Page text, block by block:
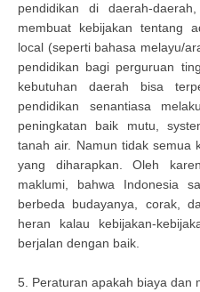
pendidikan di daerah-
membuat kebijakan tentang
local (seperti bahasa melayu/
pendidikan bagi perguruan
kebutuhan daerah bisa
pendidikan senantiasa
peningkatan baik mutu,
tanah air. Namun tidak semua
yang diharapkan. Oleh
maklumi, bahwa Indonesia
berbeda budayanya, corak,
heran kalau kebijakan-
berjalan dengan baik.
5. Peraturan apakah biaya dan